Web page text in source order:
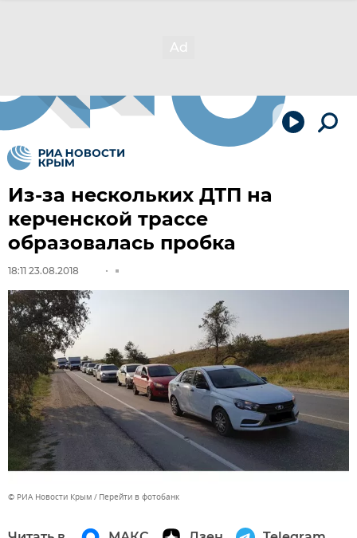
Из-за нескольких ДТП на
керченской трассе
образовалась пробка
18:11 23.08.2018
© РИА Новости Крым Перейти в фотобанк